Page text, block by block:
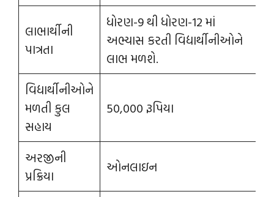
લાભાર્થીની
પાત્રતા
ધોરણ-9 થી ધોરણ-12 માં
અભ્યાસ કરતી વિદ્યાર્થીનીઓને
લાભ મળશે.
વિદ્યાર્થીનીઓને
મળતી કુલ
સહાય
50,000 રૂપિયા
અરજીની
પ્રક્રિયા
ઓનલાઇન